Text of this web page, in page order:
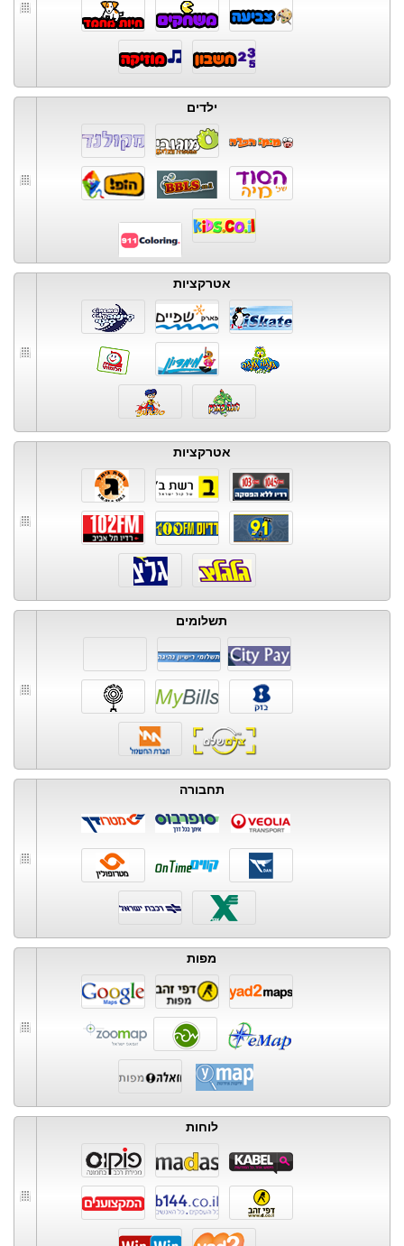
ילדים
אטרקציות
אטרקציות
תשלומים
תחבורה
מפות
לוחות